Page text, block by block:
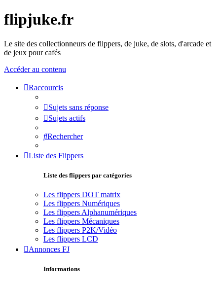
flipjuke.fr
Le site des collectionneurs de flippers, de juke, de slots, d'arcade et
de jeux pour cafés
Accéder au contenu
Raccourcis
Sujets sans réponse
Sujets actifs
Rechercher
Liste des Flippers
Liste des flippers par catégories
Les flippers DOT matrix
Les flippers Numériques
Les flippers Alphanumériques
Les flippers Mécaniques
Les flippers P2K/Vidéo
Les flippers LCD
Annonces FJ
Informations